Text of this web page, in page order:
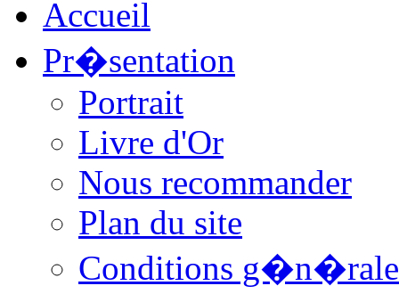
Accueil
Pr�sentation
Portrait
Livre d'Or
Nous recommander
Plan du site
Conditions